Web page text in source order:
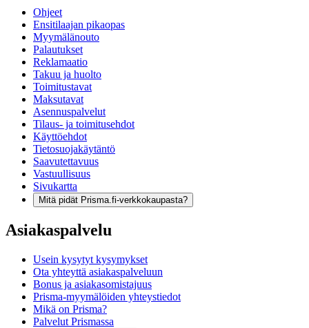
Ohjeet
Ensitilaajan pikaopas
Myymälänouto
Palautukset
Reklamaatio
Takuu ja huolto
Toimitustavat
Maksutavat
Asennuspalvelut
Tilaus- ja toimitusehdot
Käyttöehdot
Tietosuojakäytäntö
Saavutettavuus
Vastuullisuus
Sivukartta
Mitä pidät Prisma.fi-verkkokaupasta?
Asiakaspalvelu
Usein kysytyt kysymykset
Ota yhteyttä asiakaspalveluun
Bonus ja asiakasomistajuus
Prisma-myymälöiden yhteystiedot
Mikä on Prisma?
Palvelut Prismassa